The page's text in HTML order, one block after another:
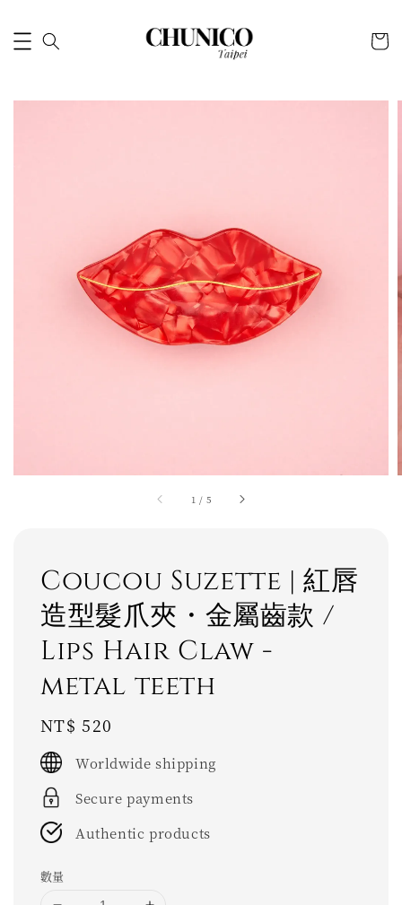
1 / 5
Coucou Suzette | 紅唇
造型髮爪夾・金屬齒款 /
Lips Hair Claw -
metal teeth
Regular
price
NT$ 520
Worldwide shipping
Secure payments
Authentic products
數量